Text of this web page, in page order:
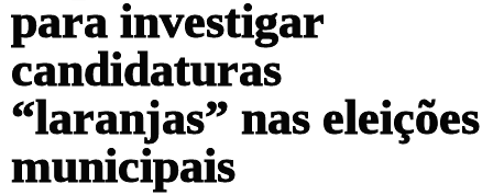
para investigar
candidaturas
“laranjas” nas eleições
municipais